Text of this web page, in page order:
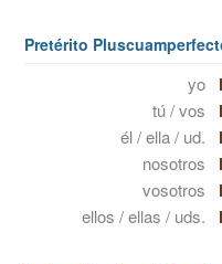
Pretérito
yo
tú / vos
él / ella / ud.
nosotros
vosotros
ellos / ellas / uds.